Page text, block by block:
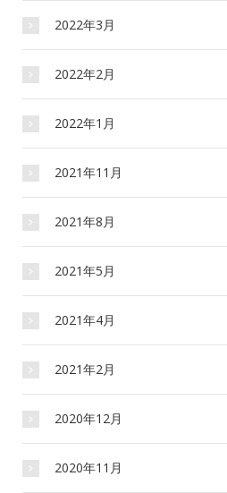
2022年3月
2022年2月
2022年1月
2021年11月
2021年8月
2021年5月
2021年4月
2021年2月
2020年12月
2020年11月